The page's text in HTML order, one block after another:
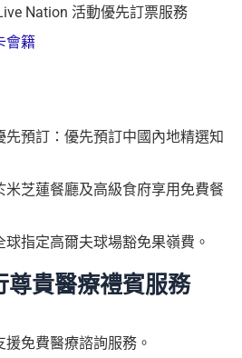
Nation 活動優先訂票服務
會籍
先預訂：優先預訂中國內地精選知
米芝蓮餐廳及高級食府享用免費餐
指定高爾夫球場豁免果嶺費。
尊貴醫療禮賓服務
免費醫療諮詢服務。